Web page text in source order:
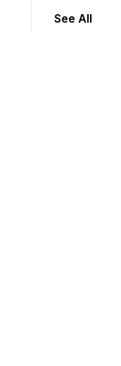
See All